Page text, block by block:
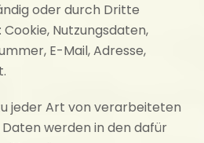
oder durch Dritte
Nutzungsdaten,
E-Mail, Adresse,
jeder Art von verarbeiteten
werden in den dafür